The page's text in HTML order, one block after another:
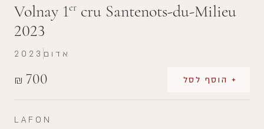
Volnay 1er cru Santenots-du-Milieu
2023
₪ 700 + הוסף לסל
2023 אדום
LAFON